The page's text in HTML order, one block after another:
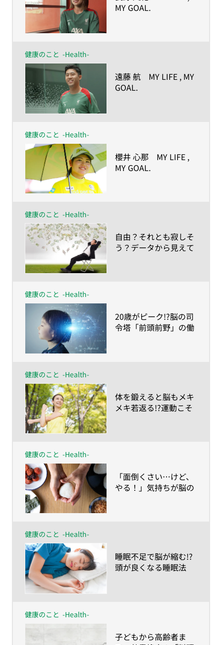
MY GOAL.
健康のこと -Health-
​遠藤 航 MY LIFE , MY
GOAL.
健康のこと -Health-
​櫻井 心那 MY LIFE ,
MY GOAL.
健康のこと -Health-
​自由？それとも寂しそ
う？データから見えて
健康のこと -Health-
​20歳がピーク!?脳の司
令塔「前頭前野」の働
健康のこと -Health-
​体を鍛えると脳もメキ
メキ若返る!?運動こそ
健康のこと -Health-
​「面倒くさい…けど、
やる！」気持ちが脳の
健康のこと -Health-
​睡眠不足で脳が縮む!?
頭が良くなる睡眠法
健康のこと -Health-
​子どもから高齢者ま